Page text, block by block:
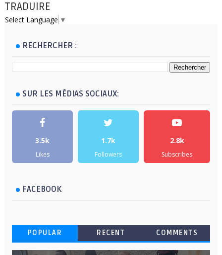
TRADUIRE
Select Language ▼
RECHERCHER :
SUR LES MÉDIAS SOCIAUX:
3.5k
Likes
1.7k
Followers
2.8k
Subscribes
FACEBOOK
POPULAR RECENT COMMENTS